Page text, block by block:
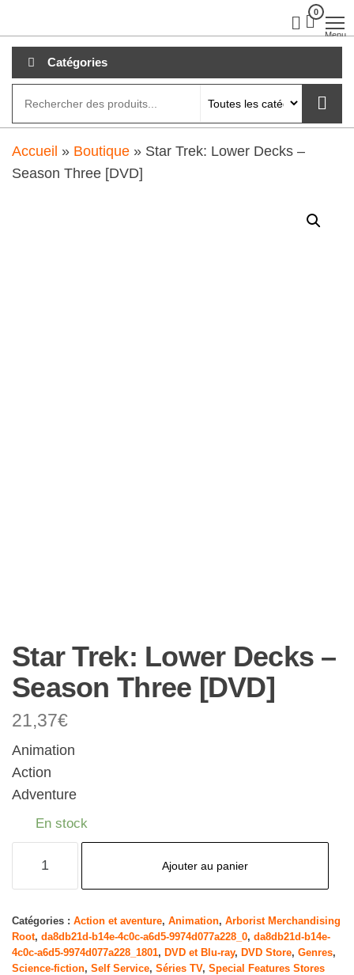
au
contenu
0
Menu
Catégories
Accueil » Boutique » Star Trek: Lower Decks –
Season Three [DVD]
Star Trek: Lower Decks –
Season Three [DVD]
21,37€
Animation
Action
Adventure
En stock
Trek:
Lower
Decks
Ajouter au panier
Catégories : Action et aventure, Animation, Arborist Merchandising
Root, da8db21d-b14e-4c0c-a6d5-9974d077a228_0, da8db21d-b14e-
4c0c-a6d5-9974d077a228_1801, DVD et Blu-ray, DVD Store, Genres,
Science-fiction, Self Service, Séries TV, Special Features Stores